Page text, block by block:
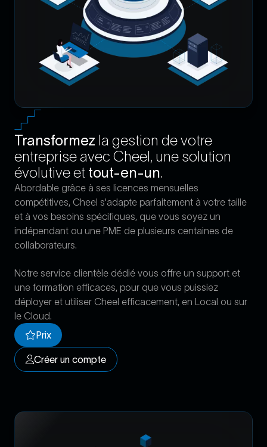
Transformez la gestion de votre
entreprise avec Cheel, une solution
évolutive et tout-en-un.
Abordable grâce à ses licences mensuelles
compétitives, Cheel s'adapte parfaitement à votre taille
et à vos besoins spécifiques, que vous soyez un
indépendant ou une PME de plusieurs centaines de
collaborateurs.
Notre service clientèle dédié vous offre un support et
une formation efficaces, pour que vous puissiez
déployer et utiliser Cheel efficacement, en Local ou sur
le Cloud.
Prix
Prix
Créer un compte